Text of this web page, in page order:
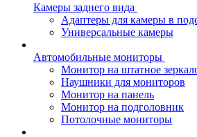
Камеры заднего вида
Адаптеры для камеры в
Универсальные камеры
Автомобильные мониторы
Монитор на штатное
Наушники для мониторов
Монитор на панель
Монитор на подголовник
Потолочные мониторы